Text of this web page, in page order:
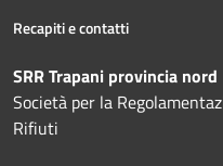
Recapiti e contatti
SRR Trapani provincia nord
Società per la
Rifiuti